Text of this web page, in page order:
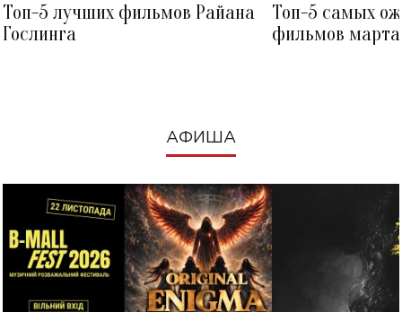
Топ-5 лучших фильмов Райана
Гослинга
Топ-5 самых
фильмов
АФИША